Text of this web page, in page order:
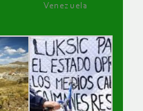
Venezuela